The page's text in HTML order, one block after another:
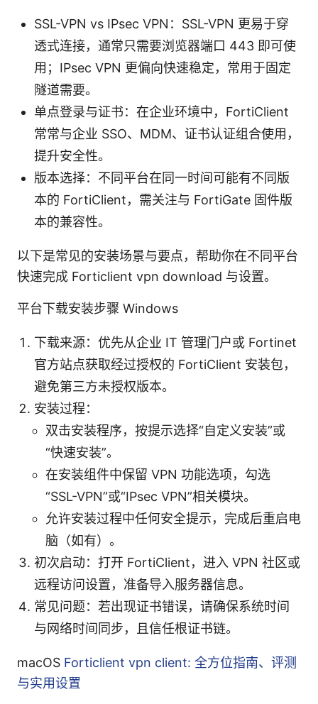
SSL-VPN vs IPsec VPN：SSL-VPN 更易于穿
透式连接，通常只需要浏览器端口 443 即可使
用；IPsec VPN 更偏向快速稳定，常用于固定
隧道需要。
单点登录与证书：在企业环境中，FortiClient
常常与企业 SSO、MDM、证书认证组合使用，
提升安全性。
版本选择：不同平台在同一时间可能有不同版
本的 FortiClient，需关注与 FortiGate 固件版
本的兼容性。
以下是常见的安装场景与要点，帮助你在不同平台
快速完成 Forticlient vpn download 与设置。
平台下载安装步骤 Windows
下载来源：优先从企业 IT 管理门户或 Fortinet
官方站点获取经过授权的 FortiClient 安装包，
避免第三方未授权版本。
安装过程：
双击安装程序，按提示选择“自定义安装”或
“快速安装”。
在安装组件中保留 VPN 功能选项，勾选
“SSL-VPN”或“IPsec VPN”相关模块。
允许安装过程中任何安全提示，完成后重启电
脑（如有）。
初次启动：打开 FortiClient，进入 VPN 社区或
远程访问设置，准备导入服务器信息。
常见问题：若出现证书错误，请确保系统时间
与网络时间同步，且信任根证书链。
macOS Forticlient vpn client: 全方位指南、评测
与实用设置